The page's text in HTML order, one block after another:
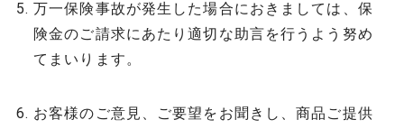
万一保険事故が発生した場合におきましては、保
険金のご請求にあたり適切な助言を行うよう努め
てまいります。
お客様のご意見、ご要望をお聞きし、商品ご提供